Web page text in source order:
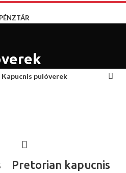
PÉNZTÁR
Kapucnis pulóverek
Pretorian kapucnis